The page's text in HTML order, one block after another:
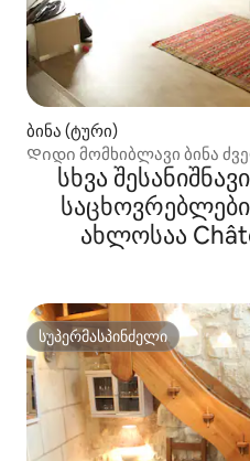
ბინა (ტური)
Დიდი მომხიბლავი ბინა
სხვა
ახლოსაა
სუპერმასპინძელი
სუპერმასპინძელი